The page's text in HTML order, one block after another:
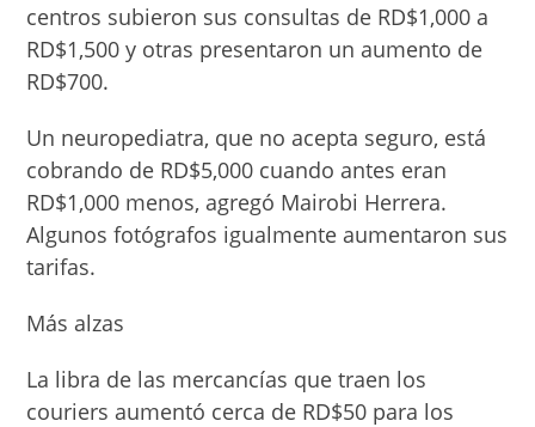
centros subieron sus consultas de RD$1,000 a
RD$1,500 y otras presentaron un au­mento de
RD$700.
Un neuropediatra, que no acepta seguro, está
co­brando de RD$5,000 cuan­do antes eran
RD$1,000 menos, agregó Mairobi He­rrera.
Algunos fotógrafos igualmente aumentaron sus
tarifas.
Más alzas
La libra de las mercancías que traen los
couriers au­mentó cerca de RD$50 para los